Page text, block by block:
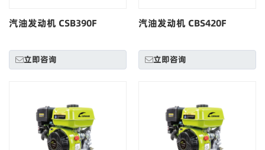
汽油发动机 CSB390F
立即咨询
汽油发动机 CBS420F
立即咨询